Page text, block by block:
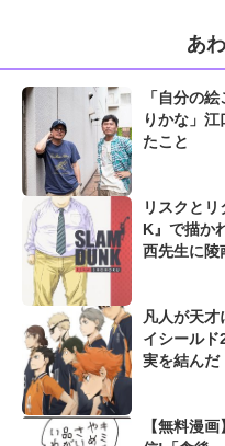
あ
「自分の
りかな」
たこと
リスクと
K』で描か
西先生に陵
凡人が天
イシール
実を結んだ
【無料漫